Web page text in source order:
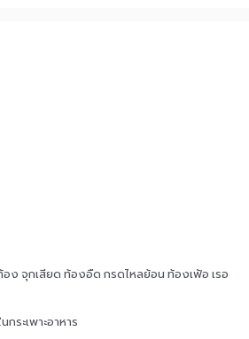
อง จุกเสียด ท้องอืด กรดไหลย้อน ท้องเฟ้อ เรอ
ระเพาะอาหาร